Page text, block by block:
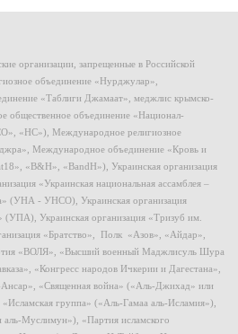
организации, запрещенные в Российской
объединение «Нурджулар»,
«Таблиги Джамаат», меджлис крымско-
общественное объединение «Национал-
«НС»), Международное религиозное
Международное объединение «Кровь и
«B&H», «BandH»), Украинская организация
«Украинская национальная ассамблея –
(УНА - УНСО), Украинская организация
(УПА), Украинская организация «Тризуб им.
«Братство», Полк «Азов», «Айдар»,
«ВОЛЯ», «Высший военный Маджлисуль Шура
«Конгресс народов Ичкерии и Дагестана»,
«Священная война» («Аль-Джихад» или
группа» («Аль-Гамаа аль-Исламия»),
Муслимун»), «Партия исламского